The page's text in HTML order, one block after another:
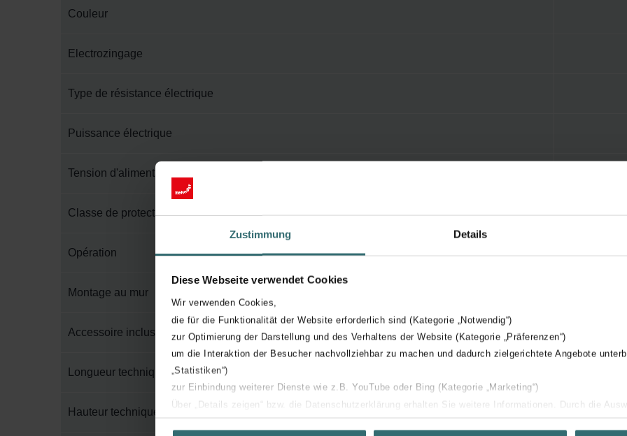
Zustimmung Details
Diese Webseite verwendet Cookies
Wir verwenden Cookies,
die für die Funktionalität der Website erforderlich sind (Kategorie „Notwendig“)
zur Optimierung der Darstellung und des Verhaltens der Website (Kategorie „Präferenzen“)
um die Interaktion der Besucher nachvollziehbar zu machen und dadurch zielgerichtete Angebote
„Statistiken“)
zur Einbindung weiterer Dienste wie z.B. YouTube oder Bing (Kategorie „Marketing“)
Über „Details zeigen“ bzw. die Datenschutzerklärung erhalten Sie weitere Informationen. Durch die
Couleur
Electrozingage
Type de résistance électrique
Puissance électrique
Tension d'alimentation
Classe de protection électrique
Opération
Montage au mur
Accessoire inclus dans l'emballage
Longueur technique
Hauteur technique